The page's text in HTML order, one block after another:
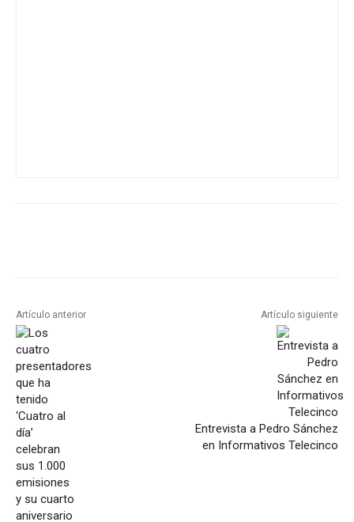
Artículo anterior Artículo siguiente
Entrevista a Pedro Sánchez
en Informativos Telecinco